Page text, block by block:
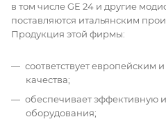
в том числе GE 24 и другие
поставляются итальянским
Продукция этой фирмы:
соответствует европейским
качества;
обеспечивает эффективную
оборудования;